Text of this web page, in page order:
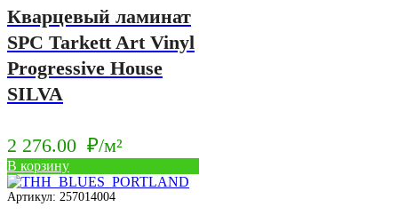
Кварцевый ламинат
SPC Tarkett Art Vinyl
Progressive House
SILVA
2 276.00 ₽/м²
В корзину
Артикул: 257014004